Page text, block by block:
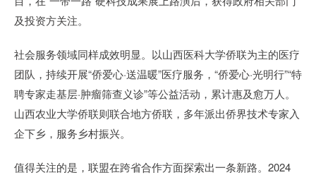
及投资方关注。
社会服务领域同样成效明显。以山西医科大学侨联为主的医疗
团队，持续开展“侨爱心·送温暖”医疗服务，“侨爱心·光明行”“特
聘专家走基层·肿瘤筛查义诊”等公益活动，累计惠及愈万人。
山西农业大学侨联则联合地方侨联，多年派出侨界技术专家入
企下乡，服务乡村振兴。
值得关注的是，联盟在跨省合作方面探索出一条新路。2024